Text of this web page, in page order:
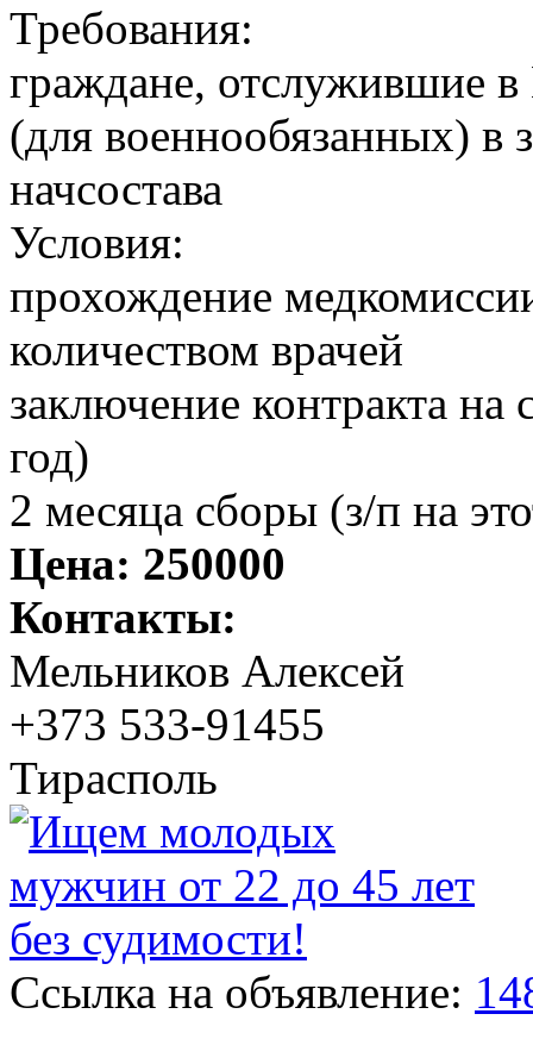
Требования:
граждане, отслужившие
(для военнообязанных) в
начсостава
Условия:
прохождение
количеством врачей
заключение контракта на
год)
2 месяца сборы (з/п на
Цена: 250000
Контакты:
Мельников Алексей
+373 533-91455
Тирасполь
Ссылка на объявление: